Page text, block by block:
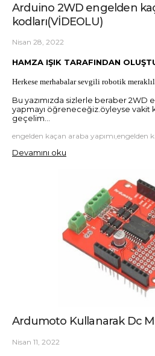
Arduino 2WD engelden
kodları(VİDEOLU)
Nisan 28, 2022
HAMZA IŞIK TARAFINDAN
Herkese merhabalar sevgili robotik
Bu yazımızda sizlerle beraber
yapmayı öğreneceğiz.öyleyse vakit
geçelim...
engelden kaçan araba yapımı,engelden
Devamını oku
Ardumoto Kullanarak Dc
Nisan 11, 2022